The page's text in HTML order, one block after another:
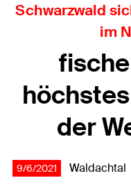
Schwarzwald
im
der
9/6/2021 Waldachtal